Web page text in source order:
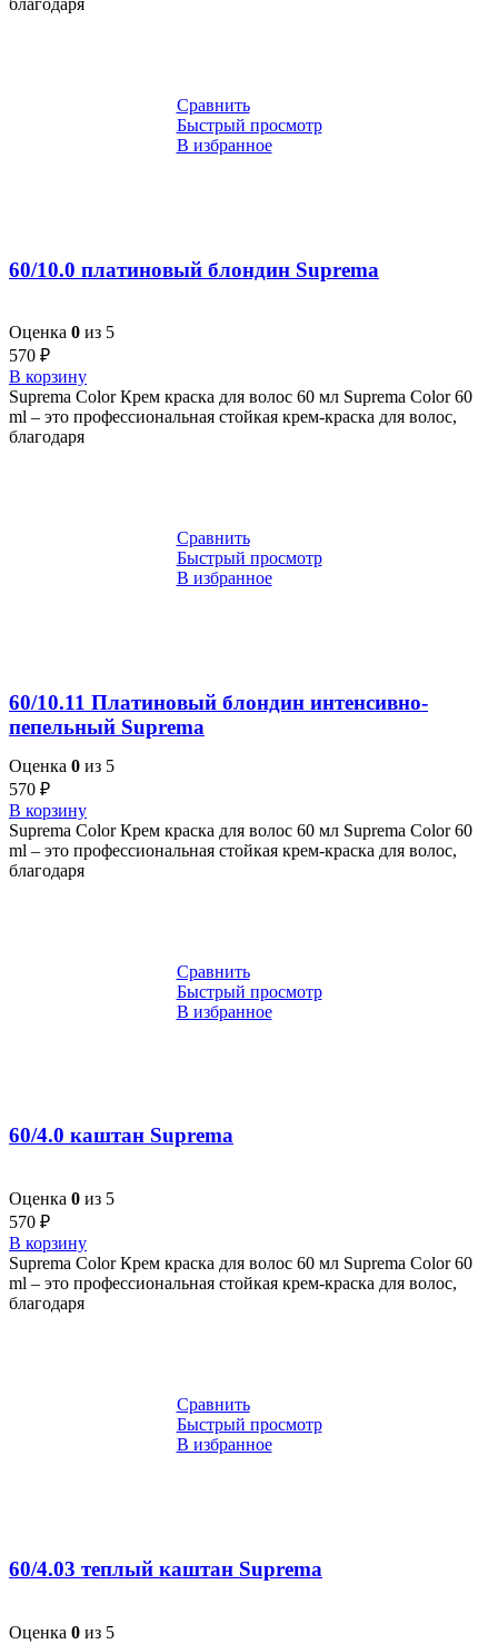
Сравнить
Быстрый просмотр
В избранное
60/10.0 платиновый блондин Suprema
Оценка 0 из 5
570 ₽
В корзину
Suprema Color Крем краска для волос 60 мл Suprema Color 60
ml – это профессиональная стойкая крем-краска для волос,
благодаря
Сравнить
Быстрый просмотр
В избранное
60/10.11 Платиновый блондин интенсивно-
пепельный Suprema
Оценка 0 из 5
570 ₽
В корзину
Suprema Color Крем краска для волос 60 мл Suprema Color 60
ml – это профессиональная стойкая крем-краска для волос,
благодаря
Сравнить
Быстрый просмотр
В избранное
60/4.0 каштан Suprema
Оценка 0 из 5
570 ₽
В корзину
Suprema Color Крем краска для волос 60 мл Suprema Color 60
ml – это профессиональная стойкая крем-краска для волос,
благодаря
Сравнить
Быстрый просмотр
В избранное
60/4.03 теплый каштан Suprema
Оценка 0 из 5